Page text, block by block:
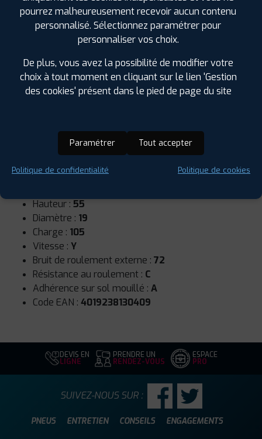
Runflat :Non
Hauteur : 55
Diamètre : 19
Charge : 105
Vitesse : Y
Bruit de roulement externe : 72
Résistance au roulement : C
Adhérence sur sol mouillé : A
Code EAN : 4019238130409
DEVIS EN
LIGNE
PRENDRE UN
RENDEZ-VOUS
ESPACE
PRO
PNEUS ENTRETIEN CONSEILS ENGAGEMENTS
SUIVEZ-NOUS SUR :
pourrez malheureusement recevoir aucun contenu
personnalisé. Sélectionnez paramétrer pour
personnaliser vos choix.
De plus, vous avez la possibilité de modifier votre
choix à tout moment en cliquant sur le lien 'Gestion
des cookies' présent dans le pied de page du site
Paramétrer Tout accepter
Politique de confidentialité Politique de cookies